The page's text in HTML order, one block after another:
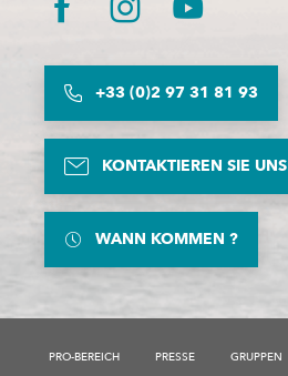
+33 (0)2 97 31 81 93
KONTAKTIEREN SIE UNS
WANN KOMMEN ?
PRO-BEREICH PRESSE GRUPPEN